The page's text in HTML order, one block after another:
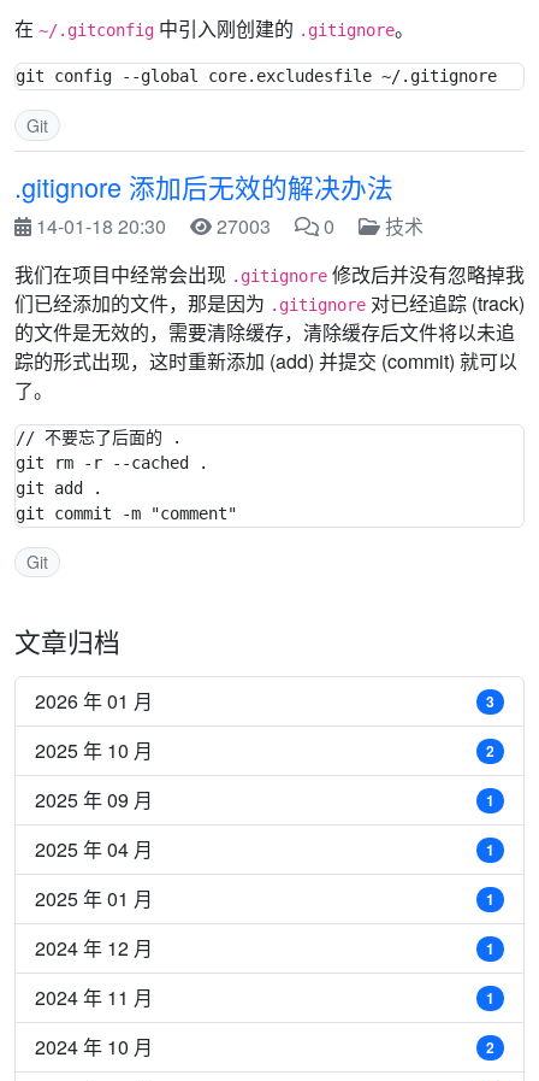
在 ~/.gitconfig 中引入刚创建的 .gitignore。
Git
.gitignore 添加后无效的解决办法
14-01-18 20:30 27003 0
技术
我们在项目中经常会出现 .gitignore 修改后并没有忽略掉我
们已经添加的文件，那是因为 .gitignore 对已经追踪 (track)
的文件是无效的，需要清除缓存，清除缓存后文件将以未追
踪的形式出现，这时重新添加 (add) 并提交 (commit) 就可以
了。
// 不要忘了后面的 .
git rm -r --cached .
git add .
Git
文章归档
2026 年 01 月 3
2025 年 10 月 2
2025 年 09 月 1
2025 年 04 月 1
2025 年 01 月 1
2024 年 12 月 1
2024 年 11 月 1
2024 年 10 月 2